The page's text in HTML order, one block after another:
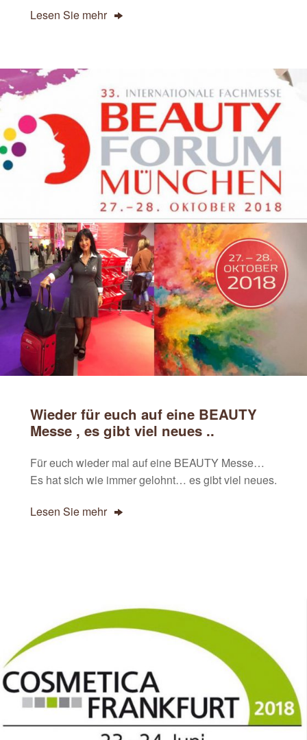
Lesen Sie mehr
Wieder für euch auf eine BEAUTY
Messe , es gibt viel neues ..
Für euch wieder mal auf eine BEAUTY Messe…
Es hat sich wie immer gelohnt… es gibt viel neues.
Lesen Sie mehr